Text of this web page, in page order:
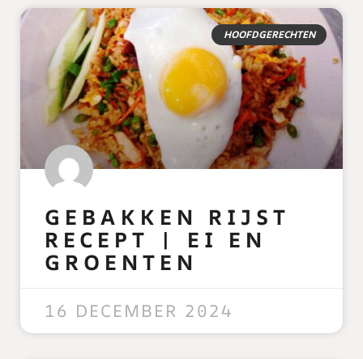
HOOFDGERECHTEN
GEBAKKEN RIJST
RECEPT | EI EN
GROENTEN
16 DECEMBER 2024